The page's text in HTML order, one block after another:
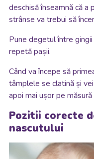
deschisă înseamnă că a
strânse va trebui să
Pune degetul între
repetă pașii.
Când va începe să
tâmplele se clatină și
apoi mai ușor pe
Pozitii corecte
nascutului